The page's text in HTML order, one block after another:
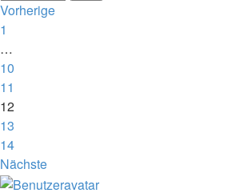
Vorherige
1
…
10
11
12
13
14
Nächste